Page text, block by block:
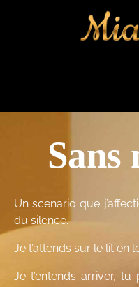
Sans
Un scenario que
du silence.
Je t’attends sur le lit en
Je t’entends arriver,